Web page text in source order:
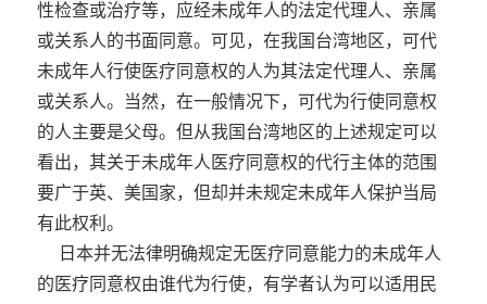
性检查或治疗等，应经未成年人的法定代理人、亲属
或关系人的书面同意。可见，在我国台湾地区，可代
未成年人行使医疗同意权的人为其法定代理人、亲属
或关系人。当然，在一般情况下，可代为行使同意权
的人主要是父母。但从我国台湾地区的上述规定可以
看出，其关于未成年人医疗同意权的代行主体的范围
要广于英、美国家，但却并未规定未成年人保护当局
有此权利。
日本并无法律明确规定无医疗同意能力的未成年人
的医疗同意权由谁代为行使，有学者认为可以适用民